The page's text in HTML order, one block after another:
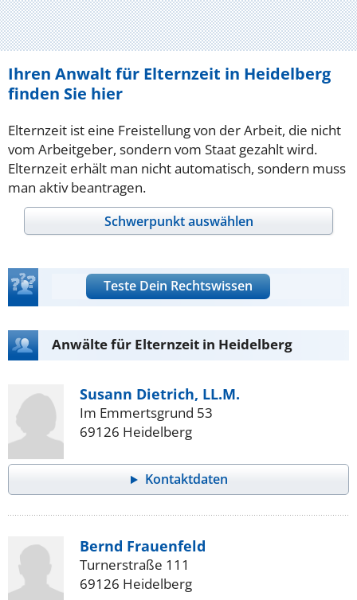
Ihren Anwalt für Elternzeit in Heidelberg
finden Sie hier
Elternzeit ist eine Freistellung von der Arbeit, die nicht
vom Arbeitgeber, sondern vom Staat gezahlt wird.
Elternzeit erhält man nicht automatisch, sondern muss
man aktiv beantragen.
Schwerpunkt auswählen
Teste Dein Rechtswissen
Anwälte für Elternzeit in Heidelberg
Susann Dietrich, LL.M.
Im Emmertsgrund 53
69126 Heidelberg
Kontaktdaten
Bernd Frauenfeld
Turnerstraße 111
69126 Heidelberg